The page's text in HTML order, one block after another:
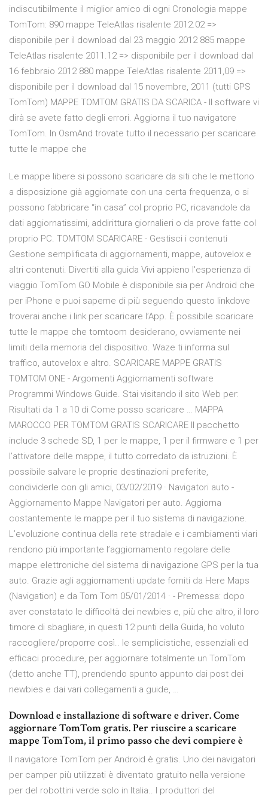
indiscutibilmente il miglior amico di ogni Cronologia mappe
TomTom: 890 mappe TeleAtlas risalente 2012.02 =>
disponibile per il download dal 23 maggio 2012 885 mappe
TeleAtlas risalente 2011.12 => disponibile per il download dal
16 febbraio 2012 880 mappe TeleAtlas risalente 2011,09 =>
disponibile per il download dal 15 novembre, 2011 (tutti GPS
TomTom) MAPPE TOMTOM GRATIS DA SCARICA - Il software vi
dirà se avete fatto degli errori. Aggiorna il tuo navigatore
TomTom. In OsmAnd trovate tutto il necessario per scaricare
tutte le mappe che
Le mappe libere si possono scaricare da siti che le mettono
a disposizione già aggiornate con una certa frequenza, o si
possono fabbricare “in casa” col proprio PC, ricavandole da
dati aggiornatissimi, addirittura giornalieri o da prove fatte col
proprio PC. TOMTOM SCARICARE - Gestisci i contenuti
Gestione semplificata di aggiornamenti, mappe, autovelox e
altri contenuti. Divertiti alla guida Vivi appieno l'esperienza di
viaggio TomTom GO Mobile è disponibile sia per Android che
per iPhone e puoi saperne di più seguendo questo linkdove
troverai anche i link per scaricare l’App. È possibile scaricare
tutte le mappe che tomtoom desiderano, ovviamente nei
limiti della memoria del dispositivo. Waze ti informa sul
traffico, autovelox e altro. SCARICARE MAPPE GRATIS
TOMTOM ONE - Argomenti Aggiornamenti software
Programmi Windows Guide. Stai visitando il sito Web per:
Risultati da 1 a 10 di Come posso scaricare … MAPPA
MAROCCO PER TOMTOM GRATIS SCARICARE Il pacchetto
include 3 schede SD, 1 per le mappe, 1 per il firmware e 1 per
l’attivatore delle mappe, il tutto corredato da istruzioni. È
possibile salvare le proprie destinazioni preferite,
condividerle con gli amici, 03/02/2019 · Navigatori auto -
Aggiornamento Mappe Navigatori per auto. Aggiorna
costantemente le mappe per il tuo sistema di navigazione.
L’evoluzione continua della rete stradale e i cambiamenti viari
rendono più importante l’aggiornamento regolare delle
mappe elettroniche del sistema di navigazione GPS per la tua
auto. Grazie agli aggiornamenti update forniti da Here Maps
(Navigation) e da Tom Tom 05/01/2014 · - Premessa: dopo
aver constatato le difficoltà dei newbies e, più che altro, il loro
timore di sbagliare, in questi 12 punti della Guida, ho voluto
raccogliere/proporre così.. le semplicistiche, essenziali ed
efficaci procedure, per aggiornare totalmente un TomTom
(detto anche TT), prendendo spunto appunto dai post dei
newbies e dai vari collegamenti a guide, …
Download e installazione di software e driver. Come
aggiornare TomTom gratis. Per riuscire a scaricare
mappe TomTom, il primo passo che devi compiere è
Il navigatore TomTom per Android è gratis. Uno dei navigatori
per camper più utilizzati è diventato gratuito nella versione
per del robottini verde solo in Italia.. I produttori del